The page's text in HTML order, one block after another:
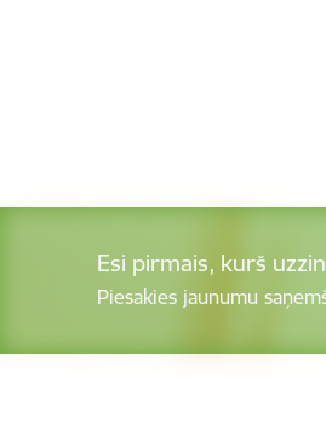
Esi pirmais, kurš
Piesakies jaunumu